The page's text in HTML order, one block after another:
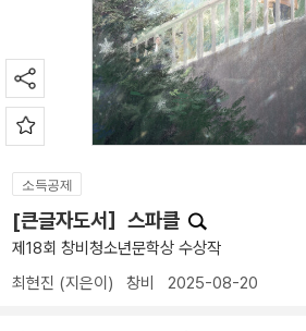
소득공제
[큰글자도서］스파클
제18회 창비청소년문학상 수상작
최현진 (지은이) 창비 2025-08-20